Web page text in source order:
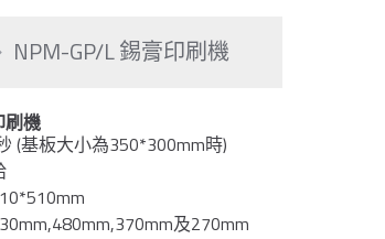
NPM-GP/L 錫膏印刷機
刷機
(基板大小為350*300mm時)
及270mm